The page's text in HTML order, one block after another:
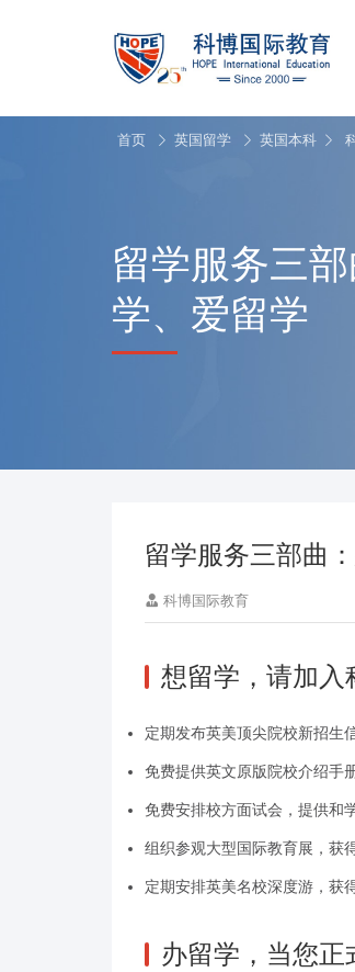
首页 英国留学 英国本科
留学服务三
学、爱留学
留学服务三部曲
科博国际教育
想留学，请加入
定期发布英美顶尖院校新招生
免费提供英文原版院校介绍手
免费安排校方面试会，提供和
组织参观大型国际教育展，获
定期安排英美名校深度游，获
办留学，当您